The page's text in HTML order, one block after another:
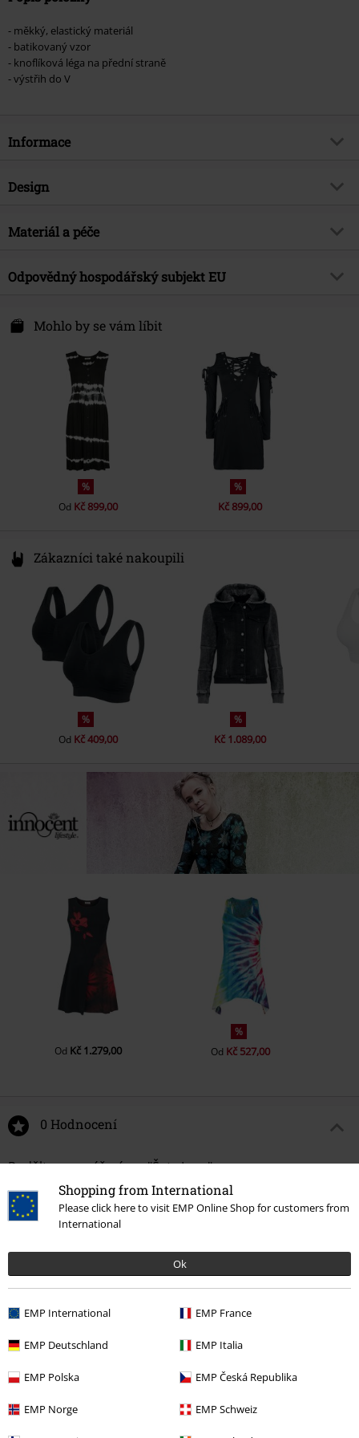
Shopping from International
Please click here to visit EMP Online Shop for customers from
International
Ok
EMP International EMP France
EMP Deutschland EMP Italia
EMP Polska EMP Česká Republika
EMP Norge EMP Schweiz
- měkký, elastický materiál
- batikovaný vzor
- knoflíková léga na přední straně
- výstřih do V
Informace
Zboží č.
Brand
Datum vydání
3/23/24
Design
Typ výrobku
Barva
cerná/cervená
Materiál a péče
Vrchní materiál
100% viskóza
Odpovědný hospodářský subjekt EU
Kilmovee upper, Portlaw
X91 CF22 CO Waterford
info@innocentclothingltd.com
Mohlo by se vám líbit
%
Od Kč 899,00
%
Kč 899,00
Zákazníci také nakoupili
%
Od Kč 409,00
%
Kč 1.089,00
Od Kč 1.279,00
%
Od Kč 527,00
0 Hodnocení
Podělte se o váš názor "Šaty Ione".
Napsat hodnocení